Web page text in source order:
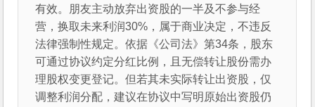
有效。朋友主动放弃出资股的一半及不参与经
营，换取未来利润30%，属于商业决定，不违反
法律强制性规定。依据《公司法》第34条，股东
可通过协议约定分红比例，且无偿转让股份需办
理股权变更登记。但若其未实际转让出资股，仅
调整利润分配，建议在协议中写明原始出资股仍